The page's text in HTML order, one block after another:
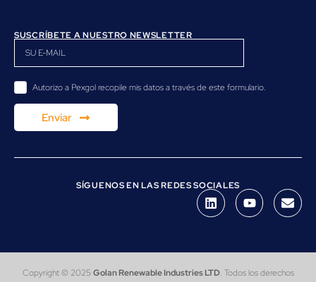
SUSCRÍBETE A NUESTRO NEWSLETTER
Autorizo a Pexgol recopile mis datos a través de este formulario.
Enviar
SÍGUENOS EN LAS REDES SOCIALES
Copyright © 2025Golan Renewable Industries LTD. Todos los derechos